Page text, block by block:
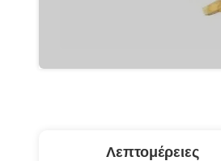
Λεπτομέρειες